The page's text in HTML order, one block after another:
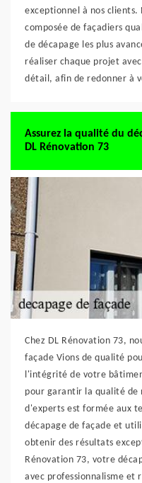
exceptionnel à nos
composée de façadiers
de décapage les plus
réaliser chaque projet
détail, afin de redonner à
Assurez la qualité du
DL Rénovation 73
Chez DL Rénovation 73,
façade Vions de qualité
l'intégrité de votre
pour garantir la qualité de
d'experts est formée aux
décapage de façade et
obtenir des résultats
Rénovation 73, votre
avec professionnalisme et